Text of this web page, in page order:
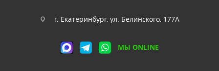
г. Екатеринбург, ул. Белинского, 177А
МЫ ONLINE